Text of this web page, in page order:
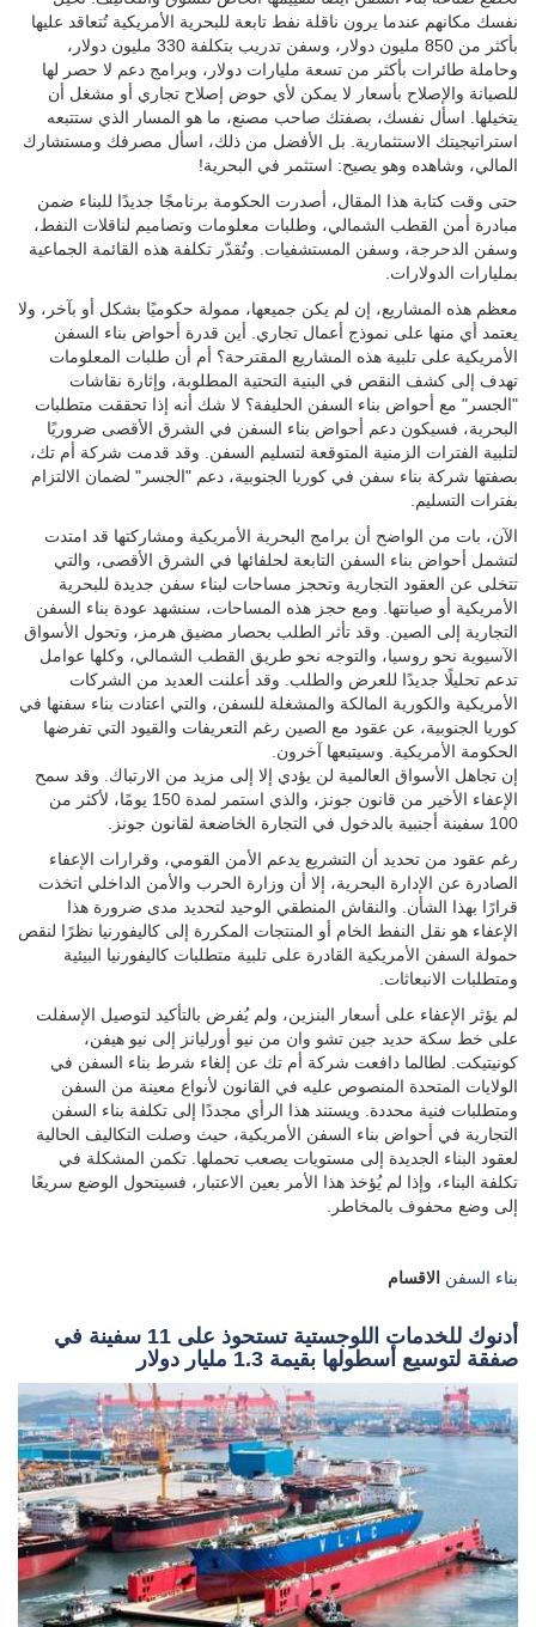
نفسك مكانهم عندما يرون ناقلة نفط تابعة للبحرية الأمريكية تُتعاقد عليها
بأكثر من 850 مليون دولار، وسفن تدريب بتكلفة 330 مليون دولار،
وحاملة طائرات بأكثر من تسعة مليارات دولار، وبرامج دعم لا حصر لها
للصيانة والإصلاح بأسعار لا يمكن لأي حوض إصلاح تجاري أو مشغل أن
يتخيلها. اسأل نفسك، بصفتك صاحب مصنع، ما هو المسار الذي ستتبعه
استراتيجيتك الاستثمارية. بل الأفضل من ذلك، اسأل مصرفك ومستشارك
المالي، وشاهده وهو يصيح: استثمر في البحرية!
حتى وقت كتابة هذا المقال، أصدرت الحكومة برنامجًا جديدًا للبناء ضمن
مبادرة أمن القطب الشمالي، وطلبات معلومات وتصاميم لناقلات النفط،
وسفن الدحرجة، وسفن المستشفيات. وتُقدّر تكلفة هذه القائمة الجماعية
بمليارات الدولارات.
معظم هذه المشاريع، إن لم يكن جميعها، ممولة حكوميًا بشكل أو بآخر، ولا
يعتمد أي منها على نموذج أعمال تجاري. أين قدرة أحواض بناء السفن
الأمريكية على تلبية هذه المشاريع المقترحة؟ أم أن طلبات المعلومات
تهدف إلى كشف النقص في البنية التحتية المطلوبة، وإثارة نقاشات
"الجسر" مع أحواض بناء السفن الحليفة؟ لا شك أنه إذا تحققت متطلبات
البحرية، فسيكون دعم أحواض بناء السفن في الشرق الأقصى ضروريًا
لتلبية الفترات الزمنية المتوقعة لتسليم السفن. وقد قدمت شركة أم تك،
بصفتها شركة بناء سفن في كوريا الجنوبية، دعم "الجسر" لضمان الالتزام
بفترات التسليم.
الآن، بات من الواضح أن برامج البحرية الأمريكية ومشاركتها قد امتدت
لتشمل أحواض بناء السفن التابعة لحلفائها في الشرق الأقصى، والتي
تتخلى عن العقود التجارية وتحجز مساحات لبناء سفن جديدة للبحرية
الأمريكية أو صيانتها. ومع حجز هذه المساحات، سنشهد عودة بناء السفن
التجارية إلى الصين. وقد تأثر الطلب بحصار مضيق هرمز، وتحول الأسواق
الآسيوية نحو روسيا، والتوجه نحو طريق القطب الشمالي، وكلها عوامل
تدعم تحليلًا جديدًا للعرض والطلب. وقد أعلنت العديد من الشركات
الأمريكية والكورية المالكة والمشغلة للسفن، والتي اعتادت بناء سفنها في
كوريا الجنوبية، عن عقود مع الصين رغم التعريفات والقيود التي تفرضها
الحكومة الأمريكية. وسيتبعها آخرون.
إن تجاهل الأسواق العالمية لن يؤدي إلا إلى مزيد من الارتباك. وقد سمح
الإعفاء الأخير من قانون جونز، والذي استمر لمدة 150 يومًا، لأكثر من
100 سفينة أجنبية بالدخول في التجارة الخاضعة لقانون جونز.
رغم عقود من تحديد أن التشريع يدعم الأمن القومي، وقرارات الإعفاء
الصادرة عن الإدارة البحرية، إلا أن وزارة الحرب والأمن الداخلي اتخذت
قرارًا بهذا الشأن. والنقاش المنطقي الوحيد لتحديد مدى ضرورة هذا
الإعفاء هو نقل النفط الخام أو المنتجات المكررة إلى كاليفورنيا نظرًا لنقص
حمولة السفن الأمريكية القادرة على تلبية متطلبات كاليفورنيا البيئية
ومتطلبات الانبعاثات.
لم يؤثر الإعفاء على أسعار البنزين، ولم يُفرض بالتأكيد لتوصيل الإسفلت
على خط سكة حديد جين تشو وان من نيو أورليانز إلى نيو هيفن،
كونيتيكت. لطالما دافعت شركة أم تك عن إلغاء شرط بناء السفن في
الولايات المتحدة المنصوص عليه في القانون لأنواع معينة من السفن
ومتطلبات فنية محددة. ويستند هذا الرأي مجددًا إلى تكلفة بناء السفن
التجارية في أحواض بناء السفن الأمريكية، حيث وصلت التكاليف الحالية
لعقود البناء الجديدة إلى مستويات يصعب تحملها. تكمن المشكلة في
تكلفة البناء، وإذا لم يُؤخذ هذا الأمر بعين الاعتبار، فسيتحول الوضع سريعًا
إلى وضع محفوف بالمخاطر.
بناء السفن الاقسام
أدنوك للخدمات اللوجستية تستحوذ على 11 سفينة في
صفقة لتوسيع أسطولها بقيمة 1.3 مليار دولار